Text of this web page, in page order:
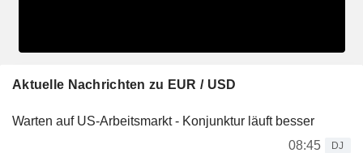
Aktuelle Nachrichten zu EUR / USD
Warten auf US-Arbeitsmarkt - Konjunktur läuft besser
08:45
DJ